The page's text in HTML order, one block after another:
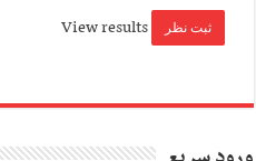
View results